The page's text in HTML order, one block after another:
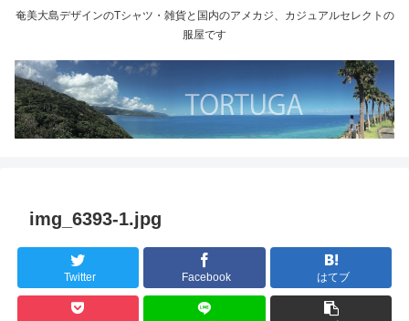
奄美大島デザインのTシャツ・雑貨と国内のアメカジ、カジュアルセレクトの
服屋です
img_6393-1.jpg
Twitter Facebook はてブ